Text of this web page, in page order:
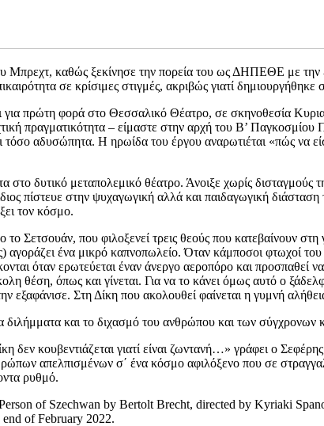
Μπρεχτ, καθώς ξεκίνησε την πορεία του ως ΔΗΠΕΘΕ με
σε κρίσιμες στιγμές, ακριβώς γιατί δημιουργήθηκε
πρώτη φορά στο Θεσσαλικό Θέατρο, σε σκηνοθεσία
πραγματικότητα – είμαστε στην αρχή του Β’
αδυσώπητα. Η ηρωίδα του έργου αναρωτιέται «πώς να
δυτικό μεταπολεμικό θέατρο. Άνοιξε χωρίς δισταγμούς
πίστευε στην ψυχαγωγική αλλά και παιδαγωγική
τον κόσμο.
Σετσουάν, που φιλοξενεί τρεις θεούς που κατεβαίνουν
αγοράζει ένα μικρό καπνοπωλείο. Όταν κάμποσοι φτωχοί
όταν ερωτεύεται έναν άνεργο αεροπόρο και
θέση, όπως και γίνεται. Για να το κάνει όμως αυτό ο
εξαφάνισε. Στη Δίκη που ακολουθεί φαίνεται η γυμνή
και το διχασμό του ανθρώπου και των σύγχρονων
δεν κουβεντιάζεται γιατί είναι ζωντανή…» γράφει ο
απελπισμένων σ΄ ένα κόσμο αφιλόξενο που σε
ρυθμό.
of Szechwan by Bertolt Brecht, directed by Kyriaki
of February 2022.